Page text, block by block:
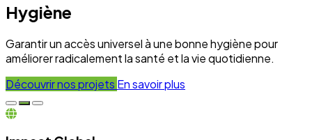
Hygiène
Garantir un accès universel à une bonne hygiène pour
améliorer radicalement la santé et la vie quotidienne.
Découvrir nos projets En savoir plus